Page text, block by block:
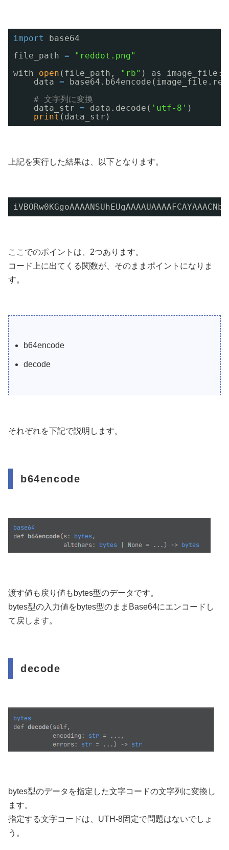
import
base64
file_path =
"reddot.png"
with open (file_path, "rb" ) as image_file:
data =
# 文字列に変換
data_str = data.decode( 'utf-8' )
print (data_str)
上記を実行した結果は、以下となります。
ここでのポイントは、2つあります。
コード上に出てくる関数が、そのままポイントになりま
す。
b64encode
decode
それぞれを下記で説明します。
b64encode
渡す値も戻り値もbytes型のデータです。
bytes型の入力値をbytes型のままBase64にエンコードし
て戻します。
decode
bytes型のデータを指定した文字コードの文字列に変換し
ます。
指定する文字コードは、UTH-8固定で問題はないでしょ
う。